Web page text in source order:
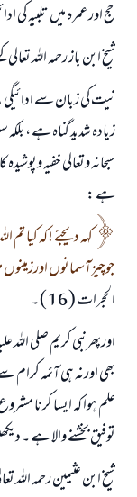
حج اورعمرہ میں تلبیہ کی
شیخ ابن باز رحمہ اللہ
نیت کی زبان سے
زيادہ شدید گناہ ہے ،
سبحانہ وتعالی خفیہ
ہے :
کہہ دیجئے ! کہ کیا
جوچيزآسمانوں
الحجرات ( 16 ) ۔
اورپھرنبی کریم صلی
بھی اورنہ ہی آئمہ
علم ہوا کہ ایسا کرنا
توفیق بخشنے والا ہے ۔ دیکھیں
شیخ ابن عثیمین رحمہ اللہ